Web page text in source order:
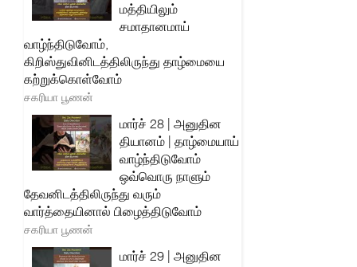
மத்தியிலும்
சமாதானமாய்
வாழ்ந்திடுவோம்,
கிறிஸ்துவினிடத்திலிருந்து தாழ்மையை
கற்றுக்கொள்வோம்
சகரியா பூணன்
மார்ச் 28 | அனுதின
தியானம் | தாழ்மையாய்
வாழ்ந்திடுவோம்
ஒவ்வொரு நாளும்
தேவனிடத்திலிருந்து வரும்
வார்த்தையினால் பிழைத்திடுவோம்
சகரியா பூணன்
மார்ச் 29 | அனுதின